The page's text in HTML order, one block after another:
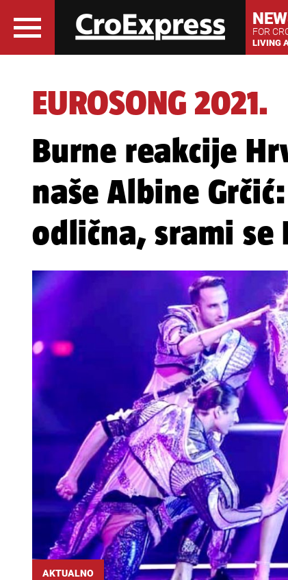
FOR
LIVING
EUROSONG 2021.
Burne reakcije
naše Albine
odlična, srami se
AKTUALNO